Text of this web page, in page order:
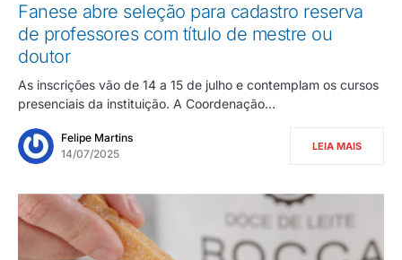
Fanese abre seleção para cadastro reserva
de professores com título de mestre ou
doutor
As inscrições vão de 14 a 15 de julho e contemplam os cursos
presenciais da instituição. A Coordenação…
Felipe Martins
14/07/2025
LEIA MAIS